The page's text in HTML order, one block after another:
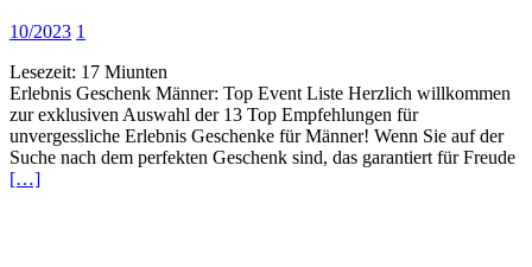
10/2023 1
Lesezeit: 17 Miunten
Erlebnis Geschenk Männer: Top Event Liste Herzlich willkommen
zur exklusiven Auswahl der 13 Top Empfehlungen für
unvergessliche Erlebnis Geschenke für Männer! Wenn Sie auf der
Suche nach dem perfekten Geschenk sind, das garantiert für Freude
[…]